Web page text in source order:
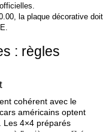
la plaque décorative doit
: règles
cohérent avec le
américains optent
Les 4×4 préparés